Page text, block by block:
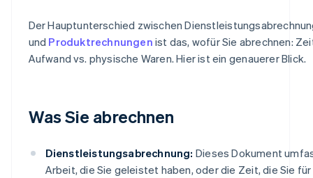
Der Hauptunterschied zwischen
und Produktrechnungen ist das, wofür Sie abrechnen:
Aufwand vs. physische Waren. Hier ist ein genauerer Blick.
Was Sie abrechnen
Dienstleistungsabrechnung: Dieses Dokument
Arbeit, die Sie geleistet haben, oder die Zeit, die Sie